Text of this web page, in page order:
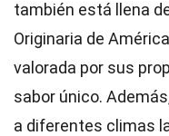
también está llena
Originaria de
valorada por sus
sabor único.
a diferentes climas